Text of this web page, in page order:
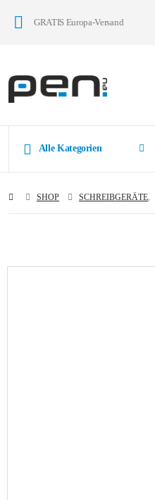
GRATIS Europa-Versand
Alle Kategorien
SHOP SCHREIBGERÄTE,